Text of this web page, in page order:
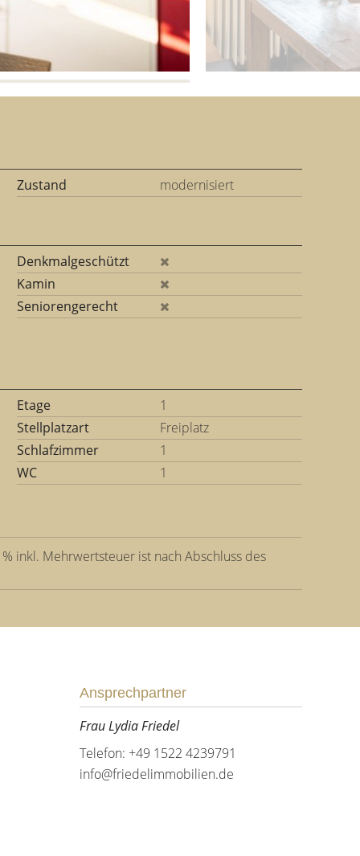
Zustand modernisiert
Denkmalgeschützt
Kamin
Seniorengerecht
Etage
1
Stellplatzart
Freiplatz
Schlafzimmer
1
WC
1
inkl. Mehrwertsteuer ist nach Abschluss des
Ansprechpartner
Frau Lydia Friedel
Telefon: +49 1522 4239791
info@friedelimmobilien.de